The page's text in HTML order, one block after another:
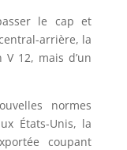
le cap et
arrière, la
V 12, mais d’un
normes
États-Unis, la
coupant